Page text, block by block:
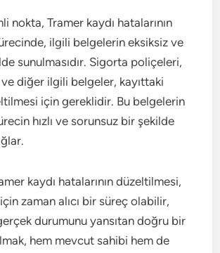
nokta, Tramer kaydı hatalarının
ilgili belgelerin eksiksiz ve
sunulmasıdır. Sigorta poliçeleri,
ve diğer ilgili belgeler, kayıttaki
için gereklidir. Bu belgelerin
hızlı ve sorunsuz bir şekilde
kaydı hatalarının düzeltilmesi,
zaman alıcı bir süreç olabilir,
durumunu yansıtan doğru bir
hem mevcut sahibi hem de